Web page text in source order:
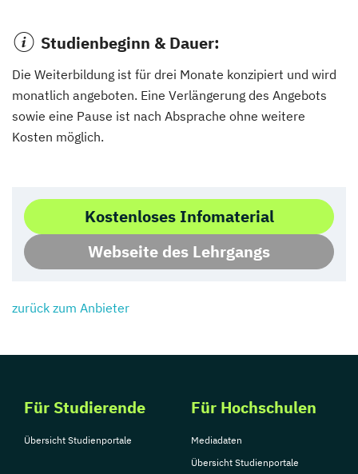
Studienbeginn & Dauer:
Die Weiterbildung ist für drei Monate konzipiert und wird
monatlich angeboten. Eine Verlängerung des Angebots
sowie eine Pause ist nach Absprache ohne weitere
Kosten möglich.
Kostenloses Infomaterial
Webseite des Lehrgangs
zurück zum Anbieter
Für Studierende
Übersicht Studienportale
Für Hochschulen
Mediadaten
Übersicht Studienportale